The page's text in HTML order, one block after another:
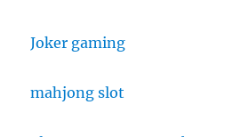
Joker gaming
mahjong slot